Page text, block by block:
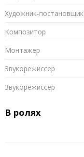
Художник-постановщик
Композитор
Монтажер
Звукорежиссер
Звукорежиссер
В ролях